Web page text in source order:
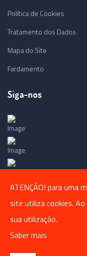
Política de Cookies
Tratamento dos Dados
Mapa do Site
Fardamento
Siga-nos
ATENÇÃO! para uma
site utiliza cookies.
sua utilização.
Saber mais